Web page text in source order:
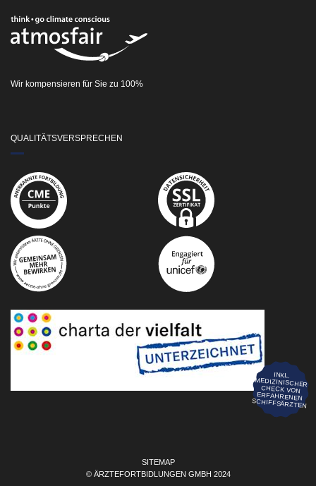
INKL.
MEDIZINISCHER
CHECK VON
ERFAHRENEN
SCHIFFSÄRZTEN
Wir kompensieren für Sie zu 100%
QUALITÄTSVERSPRECHEN
SITEMAP
© ÄRZTEFORTBIDLUNGEN GMBH 2024